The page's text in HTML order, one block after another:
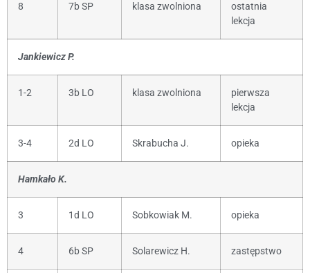
8 7b SP klasa zwolniona
ostatnia
lekcja
Jankiewicz P.
1-2 3b LO klasa zwolniona
pierwsza
lekcja
3-4 2d LO Skrabucha J. opieka
Hamkało K.
3 1d LO Sobkowiak M. opieka
4 6b SP Solarewicz H. zastępstwo